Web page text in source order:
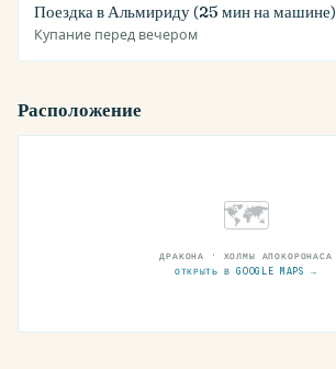
Поездка в Альмириду (25 мин на машине)
Купание перед вечером
Расположение
🗺
ДРАКОНА · ХОЛМЫ АПОКОРОНАСА
ОТКРЫТЬ В GOOGLE MAPS →